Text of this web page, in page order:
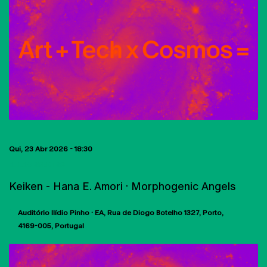
Qui, 23 Abr 2026 - 18:30
Keiken - Hana E. Amori · Morphogenic Angels
Auditório Ilídio Pinho · EA Rua de Diogo Botelho 1327 Porto
4169-005 Portugal